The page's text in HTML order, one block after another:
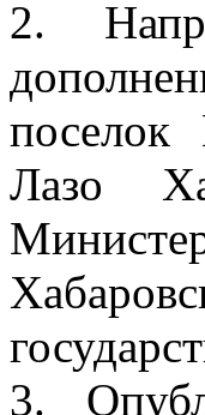
2.
поселок
Лазо
3.